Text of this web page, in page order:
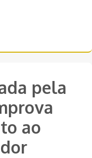
pela
ao